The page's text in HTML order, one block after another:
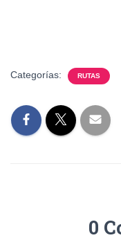
Categorías: RUTAS
0